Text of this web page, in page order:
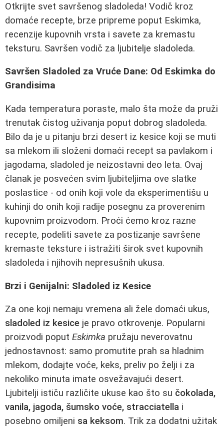
Otkrijte svet savršenog sladoleda! Vodič kroz
domaće recepte, brze pripreme poput Eskimka,
recenzije kupovnih vrsta i savete za kremastu
teksturu. Savršen vodič za ljubitelje sladoleda.
Savršen Sladoled za Vruće Dane: Od Eskimka do
Grandisima
Kada temperatura poraste, malo šta može da pruži
trenutak čistog uživanja poput dobrog sladoleda.
Bilo da je u pitanju brzi desert iz kesice koji se muti
sa mlekom ili složeni domaći recept sa pavlakom i
jagodama, sladoled je neizostavni deo leta. Ovaj
članak je posvećen svim ljubiteljima ove slatke
poslastice - od onih koji vole da eksperimentišu u
kuhinji do onih koji radije posegnu za proverenim
kupovnim proizvodom. Proći ćemo kroz razne
recepte, podeliti savete za postizanje savršene
kremaste teksture i istražiti širok svet kupovnih
sladoleda i njihovih nepresušnih ukusa.
Brzi i Genijalni: Sladoled iz Kesice
Za one koji nemaju vremena ali žele domaći ukus,
sladoled iz kesice je pravo otkrovenje. Popularni
proizvodi poput Eskimka pružaju neverovatnu
jednostavnost: samo promutite prah sa hladnim
mlekom, dodajte voće, keks, preliv po želji i za
nekoliko minuta imate osvežavajući desert.
Ljubitelji ističu različite ukuse kao što su čokolada,
vanila, jagoda, šumsko voće, stracciatella i
posebno omiljeni sa keksom. Trik za dodatni užitak